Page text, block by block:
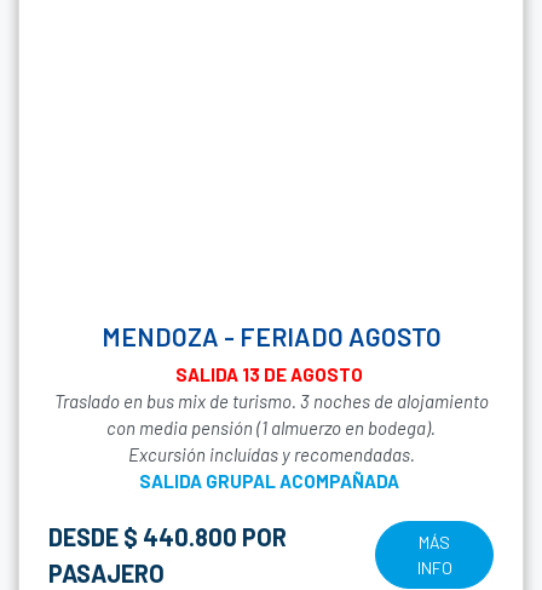
MENDOZA - FERIADO AGOSTO
SALIDA 13 DE AGOSTO
Traslado en bus mix de turismo. 3 noches de alojamiento
con media pensión (1 almuerzo en bodega).
Excursión incluídas y recomendadas.
SALIDA GRUPAL ACOMPAÑADA
DESDE $ 440.800 POR
PASAJERO
MÁS
INFO